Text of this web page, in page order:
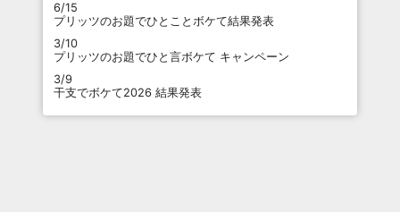
6/15
プリッツのお題でひとことボケて結果発表
3/10
プリッツのお題でひと言ボケて キャンペーン
3/9
干支でボケて2026 結果発表